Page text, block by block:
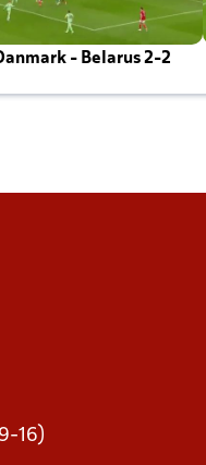
- Belarus 2-2
16)